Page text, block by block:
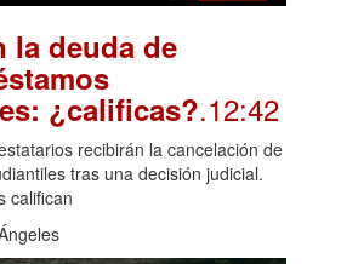
la deuda de
¿calificas?.12:42
recibirán la cancelación de
tras una decisión judicial.
califican